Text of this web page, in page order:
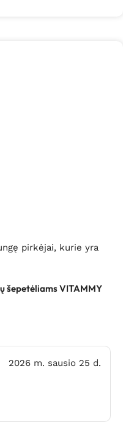
šepetėliams VITAMMY
2026 m. sausio 25 d.
pirkėjai, kurie yra